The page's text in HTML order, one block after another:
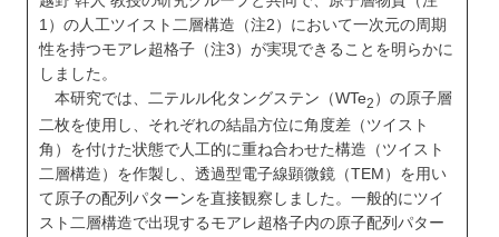
1）の人工ツイスト二層構造（注2）において一次元の周期
性を持つモアレ超格子（注3）が実現できることを明らかに
しました。
本研究では、二テルル化タングステン（WTe2 ）の原子層
二枚を使用し、それぞれの結晶方位に角度差（ツイスト
角）を付けた状態で人工的に重ね合わせた構造（ツイスト
二層構造）を作製し、透過型電子線顕微鏡（TEM）を用い
て原子の配列パターンを直接観察しました。一般的にツイ
スト二層構造で出現するモアレ超格子内の原子配列パター